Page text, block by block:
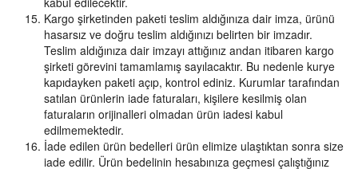
Kargo şirketinden paketi teslim aldığınıza dair imza, ürünü
hasarsız ve doğru teslim aldığınızı belirten bir imzadır.
Teslim aldığınıza dair imzayı attığınız andan itibaren kargo
şirketi görevini tamamlamış sayılacaktır. Bu nedenle kurye
kapıdayken paketi açıp, kontrol ediniz. Kurumlar tarafından
satılan ürünlerin iade faturaları, kişilere kesilmiş olan
faturaların orijinalleri olmadan ürün iadesi kabul
edilmemektedir.
İade edilen ürün bedelleri ürün elimize ulaştıktan sonra size
iade edilir. Ürün bedelinin hesabınıza geçmesi çalıştığınız